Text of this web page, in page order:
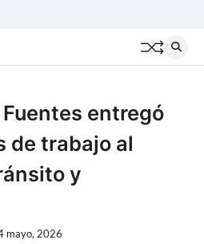
entregó
de trabajo al
y
mayo, 2026